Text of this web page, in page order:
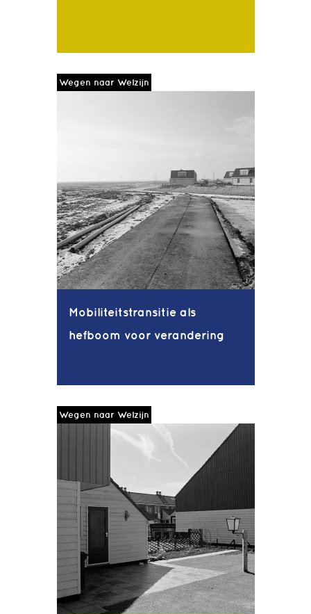
Wegen naar Welzijn
Mobiliteitstransitie als
hefboom voor verandering
Wegen naar Welzijn